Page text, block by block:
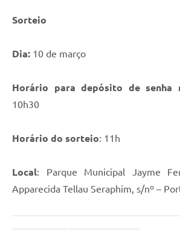
Sorteio
Dia: 10 de março
Horário para depósito de senha
10h30
Horário do sorteio: 11h
Local: Parque Municipal Jayme
Apparecida Tellau Seraphim, s/nº –